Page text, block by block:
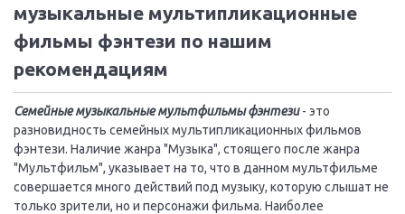
музыкальные мультипликационные
фильмы фэнтези по нашим
рекомендациям
Семейные музыкальные мультфильмы фэнтези- это
разновидность семейных мультипликационных фильмов
фэнтези. Наличие жанра "Музыка", стоящего после жанра
"Мультфильм", указывает на то, что в данном мультфильме
совершается много действий под музыку, которую слышат не
только зрители, но и персонажи фильма. Наиболее